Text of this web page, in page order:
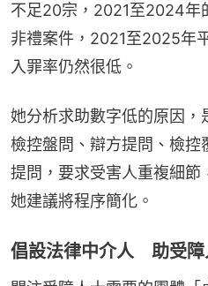
不足20宗，2021至2024年
非禮案件，2021至2025年
入罪率仍然很低。
她分析求助數字低的原因，
檢控盤問、辯方提問、檢控
提問，要求受害人重複細節
她建議將程序簡化。
倡設法律中介人 助受障